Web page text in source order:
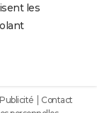
les
Publicité
Contact